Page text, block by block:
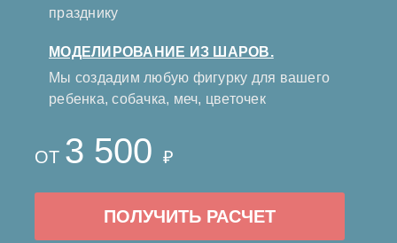
празднику
МОДЕЛИРОВАНИЕ ИЗ ШАРОВ.
Мы создадим любую фигурку для вашего
ребенка, собачка, меч, цветочек
ОТ 3 500 ₽
ПОЛУЧИТЬ РАСЧЕТ